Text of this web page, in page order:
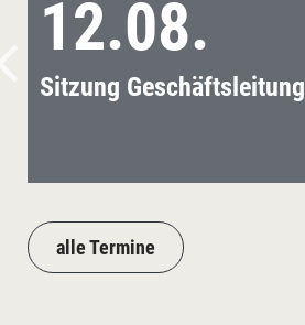
12.08.
Sitzung Geschäftsleitung
alle Termine